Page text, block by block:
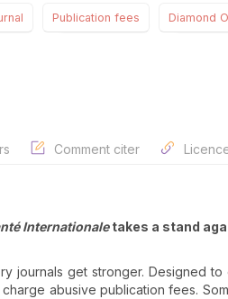
Publication fees Diamond
Comment citer
Internationaletakes a stand
journals get stronger. Designed
abusive publication fees.